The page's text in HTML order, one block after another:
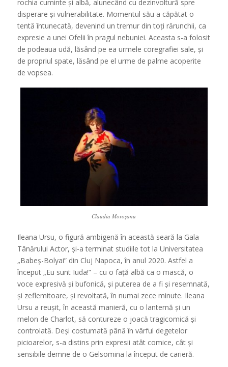
rochia cuminte și albă, alunecând cu dezinvoltură spre
disperare și vulnerabilitate. Momentul său a căpătat o
tentă întunecată, devenind un tremur din toți rărunchii, ca
expresie a unei Ofelii în pragul nebuniei. Aceasta s-a folosit
de podeaua udă, lăsând pe ea urmele coregrafiei sale, și
de propriul spate, lăsând pe el urme de palme acoperite
de vopsea.
Claudia Moroșanu
Ileana Ursu, o figură ambigenă în această seară la Gala
Tânărului Actor, și-a terminat studiile tot la Universitatea
„Babeș-Bolyai” din Cluj Napoca, în anul 2020. Astfel a
început „Eu sunt Iuda!” – cu o față albă ca o mască, o
voce expresivă și bufonică, și puterea de a fi și resemnată,
și zeflemitoare, și revoltată, în numai zece minute. Ileana
Ursu a reușit, în această manieră, cu o lanternă și un
melon de Charlot, să contureze o joacă tragicomică și
controlată. Deși costumată până în vârful degetelor
picioarelor, s-a distins prin expresii atât comice, cât și
sensibile demne de o Gelsomina la început de carieră.